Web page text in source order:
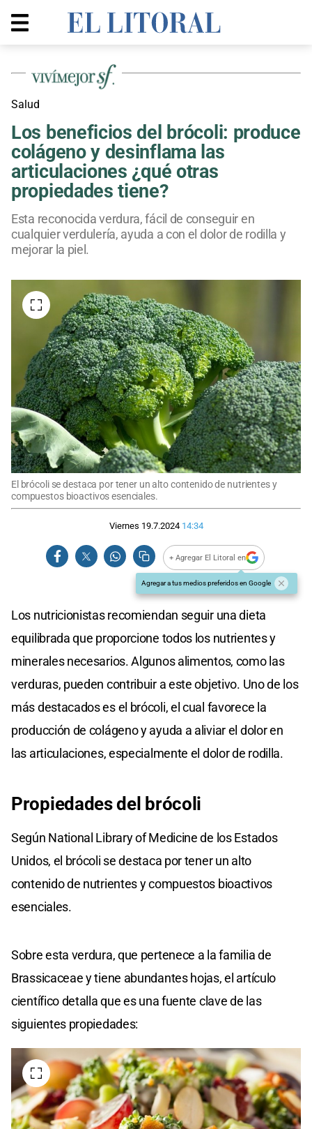
Salud
Los beneficios del brócoli: produce
colágeno y desinflama las
articulaciones ¿qué otras
propiedades tiene?
Esta reconocida verdura, fácil de conseguir en
cualquier verdulería, ayuda a con el dolor de rodilla y
mejorar la piel.
El brócoli se destaca por tener un alto contenido de nutrientes y
compuestos bioactivos esenciales.
Viernes 19.7.2024 14:34
+ Agregar El Litoral en
Agregar a tus medios preferidos en Google
Los nutricionistas recomiendan seguir una dieta
equilibrada que proporcione todos los nutrientes y
minerales necesarios. Algunos alimentos, como las
verduras, pueden contribuir a este objetivo. Uno de los
más destacados es el brócoli, el cual favorece la
producción de colágeno y ayuda a aliviar el dolor en
las articulaciones, especialmente el dolor de rodilla.
Propiedades del brócoli
Según National Library of Medicine de los Estados
Unidos, el brócoli se destaca por tener un alto
contenido de nutrientes y compuestos bioactivos
esenciales.
Sobre esta verdura, que pertenece a la familia de
Brassicaceae y tiene abundantes hojas, el artículo
científico detalla que es una fuente clave de las
siguientes propiedades: